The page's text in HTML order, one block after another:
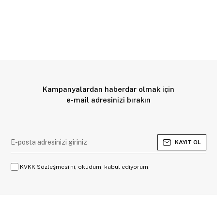
Kampanyalardan haberdar olmak için
e-mail adresinizi bırakın
KAYIT OL
KVKK Sözleşmesi'ni, okudum, kabul ediyorum.